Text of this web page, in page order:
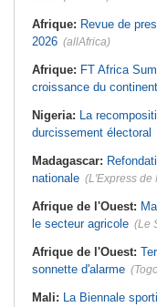
Mali:
La Biennale sportive
retour après 36 ans
Guinée:Nouvelle coupure
2023
Burkina Faso:10e
Sankara
Afrique: Revue de
2026 (allAfrica)
Afrique: FT Africa
croissance du
Nigeria: La
durcissement électoral
Madagascar:
nationale (L'Express de
Afrique de l'Ouest:
le secteur agricole (Le
Afrique de l'Ouest:
sonnette d'alarme
Mali: La Biennale